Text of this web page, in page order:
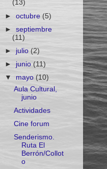
(13)
►octubre(5)
►septiembre
(11)
► julio(2)
►junio (11)
▼ mayo(10)
Aula Cultural,
junio
Actividades
Cine forum
Senderismo.
Ruta El
Berrón/Collot
o